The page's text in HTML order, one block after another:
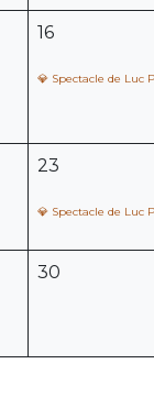
16
💎 Spectacle de Luc
23
💎 Spectacle de Luc
30